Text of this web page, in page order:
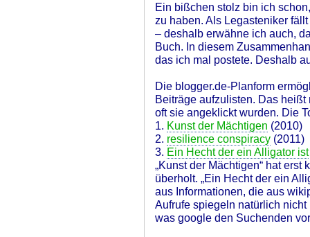
Ein bißchen stolz bin ich
zu haben. Als Legasteniker
– deshalb erwähne ich auch,
Buch. In diesem
das ich mal postete. Deshalb
Die blogger.de-Planform
Beiträge aufzulisten. Das
oft sie angeklickt wurden. Die
1. Kunst der Mächtigen (2010)
2. resilience conspiracy (2011)
3. Ein Hecht der ein Alligator ist
„Kunst der Mächtigen“ hat erst
überholt. „Ein Hecht der ein
aus Informationen, die aus
Aufrufe spiegeln natürlich
was google den Suchenden